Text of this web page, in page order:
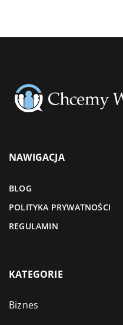
NAWIGACJA
BLOG
POLITYKA PRYWATNOŚCI
REGULAMIN
KATEGORIE
Biznes